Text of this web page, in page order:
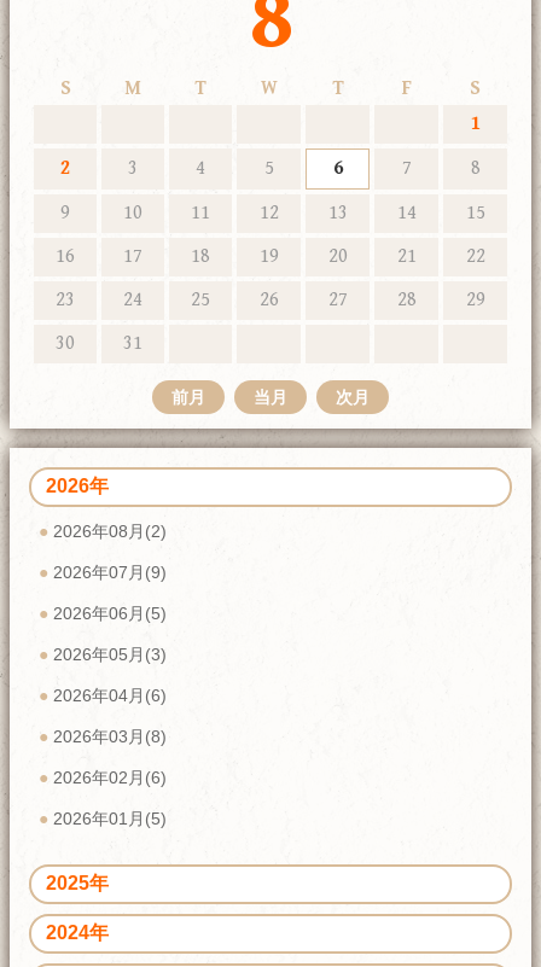
S M T W T F
S
1
2
3 4 5 6 7
8
9
10 11 12 13 14
15
16
17 18 19 20 21
22
23
24 25 26 27 28
29
30
31
前月 当月 次月
2026年
2026年08月(2)
2026年07月(9)
2026年06月(5)
2026年05月(3)
2026年04月(6)
2026年03月(8)
2026年02月(6)
2026年01月(5)
2025年
2024年